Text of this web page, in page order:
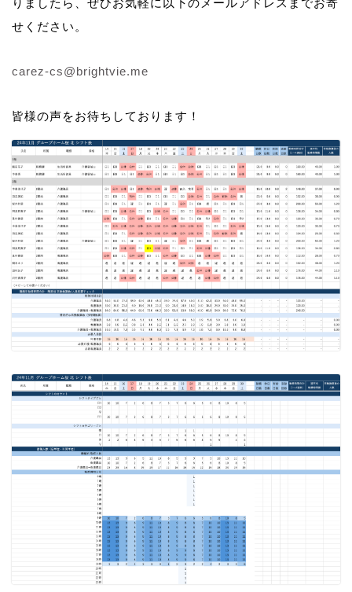
りましたら、ぜひお気軽に以下のメールアドレスまでお寄
せください。
carez-cs@brightvie.me
皆様の声をお待ちしております！